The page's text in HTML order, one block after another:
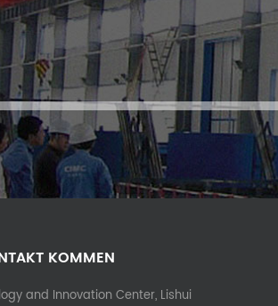
KOMMEN
and Innovation Center, Lishui